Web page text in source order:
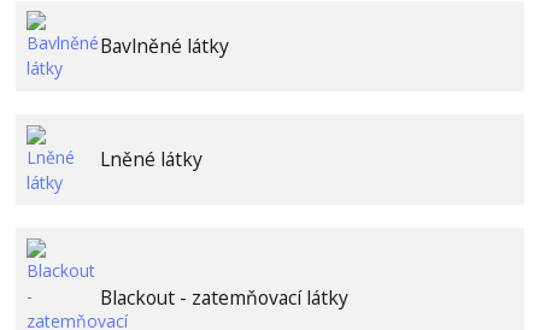
Bavlněné látky
Lněné látky
Blackout - zatemňovací látky